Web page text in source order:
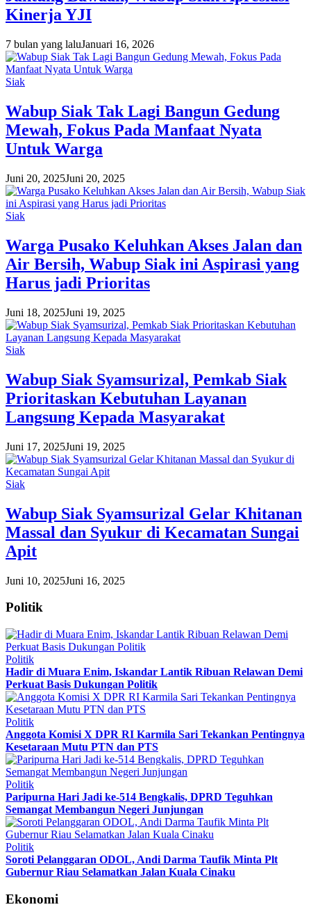
Kinerja YJI
7 bulan yang laluJanuari 16, 2026
Siak
Wabup Siak Tak Lagi Bangun Gedung
Mewah, Fokus Pada Manfaat Nyata
Untuk Warga
Juni 20, 2025Juni 20, 2025
Siak
Warga Pusako Keluhkan Akses Jalan dan
Air Bersih, Wabup Siak ini Aspirasi yang
Harus jadi Prioritas
Juni 18, 2025Juni 19, 2025
Siak
Wabup Siak Syamsurizal, Pemkab Siak
Prioritaskan Kebutuhan Layanan
Langsung Kepada Masyarakat
Juni 17, 2025Juni 19, 2025
Siak
Wabup Siak Syamsurizal Gelar Khitanan
Massal dan Syukur di Kecamatan Sungai
Apit
Juni 10, 2025Juni 16, 2025
Politik
Politik
Hadir di Muara Enim, Iskandar Lantik Ribuan Relawan Demi
Perkuat Basis Dukungan Politik
Politik
Anggota Komisi X DPR RI Karmila Sari Tekankan Pentingnya
Kesetaraan Mutu PTN dan PTS
Politik
Paripurna Hari Jadi ke-514 Bengkalis, DPRD Teguhkan
Semangat Membangun Negeri Junjungan
Politik
Soroti Pelanggaran ODOL, Andi Darma Taufik Minta Plt
Gubernur Riau Selamatkan Jalan Kuala Cinaku
Ekonomi